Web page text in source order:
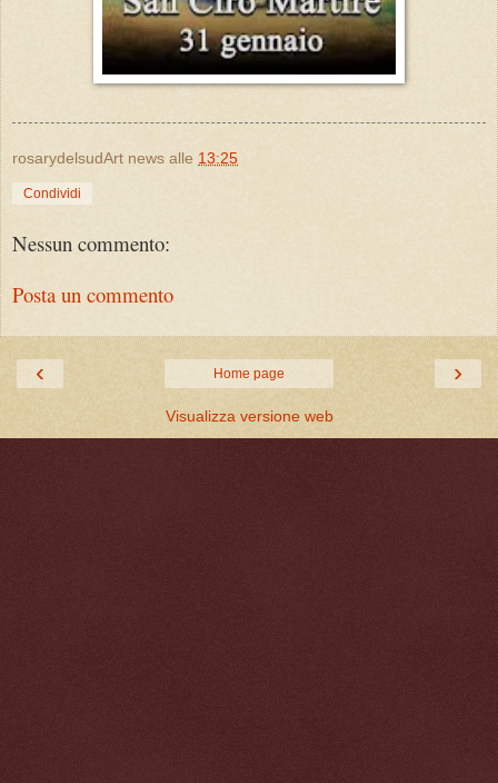
rosarydelsudArt news alle 13:25
Condividi
Nessun commento:
Posta un commento
‹ ›
Home page
Visualizza versione web